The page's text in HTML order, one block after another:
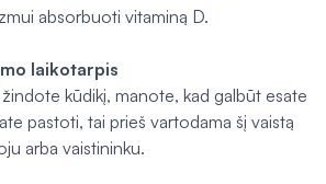
absorbuoti vitaminą D.
laikotarpis
kūdikį, manote, kad galbūt esate
pastoti, tai prieš vartodama šį vaistą
arba vaistininku.